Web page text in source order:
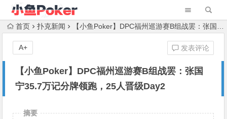
首页 扑克新闻 【小鱼Poker】DPC福州巡游赛B组战罢：张国宁35.7万记分牌领跑，25人晋级Day2
【小鱼Poker】DPC福州巡游赛B组战罢：张国
宁35.7万记分牌领跑，25人晋级Day2
发表评论
A+
摘要